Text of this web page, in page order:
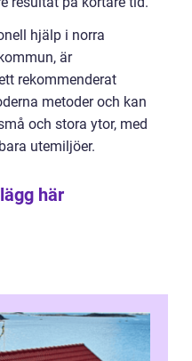
hjälp i norra
är
rekommenderat
metoder och kan
och stora ytor, med
utemiljöer.
här